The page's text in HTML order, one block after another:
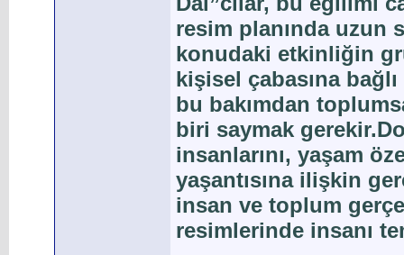
resim planında uzun
konudaki etkinliğin
kişisel çabasına
bu bakımdan
biri saymak
insanlarını, yaşam
yaşantısına ilişkin
insan ve toplum
resimlerinde insanı